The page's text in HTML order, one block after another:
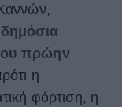
πρώην
η
φόρτιση, η